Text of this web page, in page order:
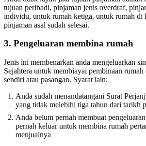
tujuan peribadi, pinjaman jenis overdraf,
individu, untuk rumah ketiga, untuk rumah di
pinjaman asal sudah selesai.
3. Pengeluaran membina rumah
Jenis ini membenarkan anda mengeluarkan
Sejahtera untuk membiayai pembinaan
sendiri atau pasangan. Syarat lain:
Anda sudah menandatangani Surat
yang tidak melebihi tiga tahun dari tarikh
Anda belum pernah membuat
pernah keluar untuk membina rumah
menjualnya